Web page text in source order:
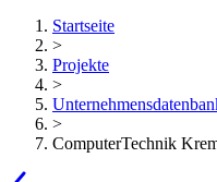
Startseite
>
Projekte
>
>
ComputerTechnik